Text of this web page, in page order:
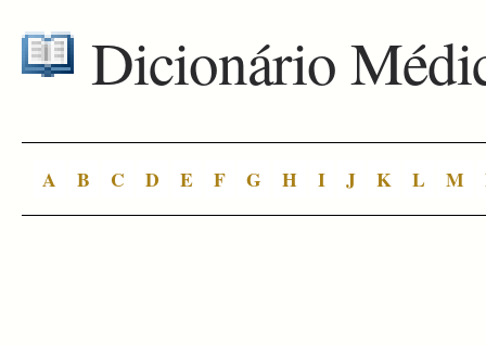
Dicionário
A B C D E F G H I J K L M